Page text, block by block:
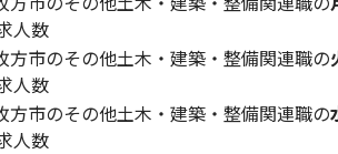
人数
方市のその他土木・建築・整備関連職の
人数
方市のその他土木・建築・整備関連職の
人数